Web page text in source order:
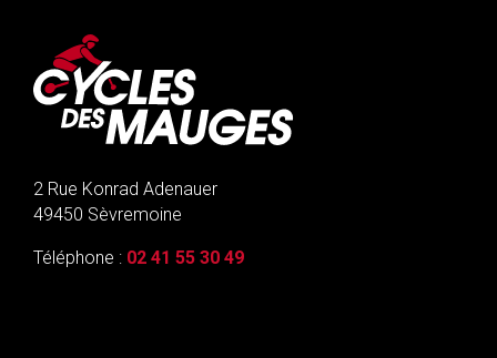
2 Rue Konrad Adenauer
49450 Sèvremoine
Téléphone : 02 41 55 30 49